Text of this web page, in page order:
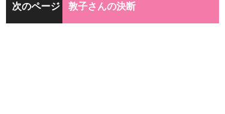
次のページ 敦子さんの決断